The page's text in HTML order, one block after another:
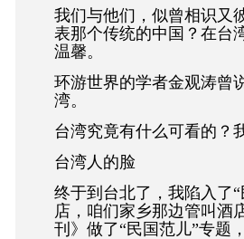
我们与他们，似曾相识又
表那个传统的中国？在台
温馨。
环游世界的学者金观涛曾
湾。
台湾究竟有什么可看的？
台湾人的脸
终于到台北了，我陷入了
店，咱们家乡那边管叫酒
刊》做了“民国范儿”专题